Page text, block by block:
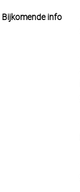
Bijkomende info